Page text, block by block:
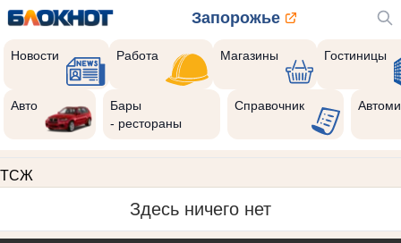
Запорожье
Новости Работа Магазины Гостиницы
Авто
Бары
- рестораны
Справочник
ТСЖ
Здесь ничего нет